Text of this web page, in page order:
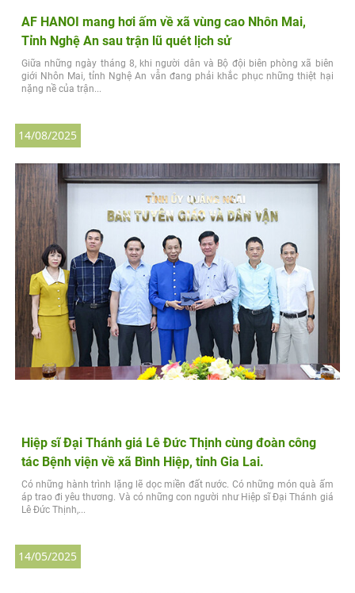
AF HANOI mang hơi ấm về xã vùng cao Nhôn Mai,
Tỉnh Nghệ An sau trận lũ quét lịch sử
Giữa những ngày tháng 8, khi người dân và Bộ đội biên phòng xã biên
giới Nhôn Mai, tỉnh Nghệ An vẫn đang phải khắc phục những thiệt hại
nặng nề của trận...
Hiệp sĩ Đại Thánh giá Lê Đức Thịnh cùng đoàn công
tác Bệnh viện về xã Bình Hiệp, tỉnh Gia Lai.
Có những hành trình lặng lẽ dọc miền đất nước. Có những món quà ấm
áp trao đi yêu thương. Và có những con người như Hiệp sĩ Đại Thánh giá
Lê Đức Thịnh,...
14/08/2025
14/05/2025